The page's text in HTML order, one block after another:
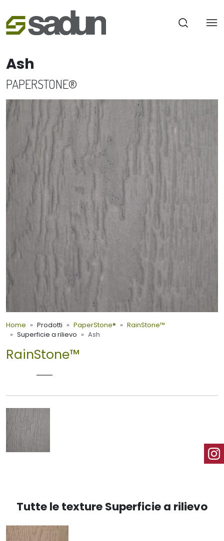
Ash
PAPERSTONE®
Home Prodotti PaperStone®
RainStone™
Superficie a rilievo
Ash
RainStone™
Tutte le texture Superficie a rilievo